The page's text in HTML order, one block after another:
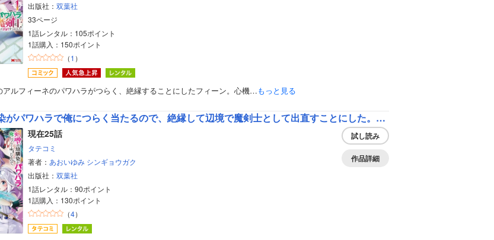
出版社： 双葉社
33ページ
1話レンタル：105ポイント
1話購入：150ポイント
（1 ）
アルフィーネのパワハラがつらく、絶縁することにしたフィーン。心機…もっと見る
剣聖の幼馴染がパワハラで俺につらく当たるので、絶縁して辺境で魔剣士として出直すことにした。（コミック）
現在25話
タテコミ
著者： あおいゆみ シンギョウガク
出版社： 双葉社
1話レンタル：90ポイント
1話購入：130ポイント
（4）
試し読み
作品詳細